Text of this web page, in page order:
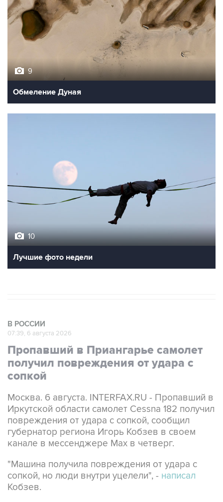
9
Обмеление Дуная
10
Лучшие фото недели
В РОССИИ
07:39, 6 августа 2026
Пропавший в Приангарье самолет
получил повреждения от удара с
сопкой
Москва. 6 августа. INTERFAX.RU - Пропавший в
Иркутской области самолет Cessna 182 получил
повреждения от удара с сопкой, сообщил
губернатор региона Игорь Кобзев в своем
канале в мессенджере Мах в четверг.
"Машина получила повреждения от удара с
сопкой, но люди внутри уцелели", - написал
Кобзев.